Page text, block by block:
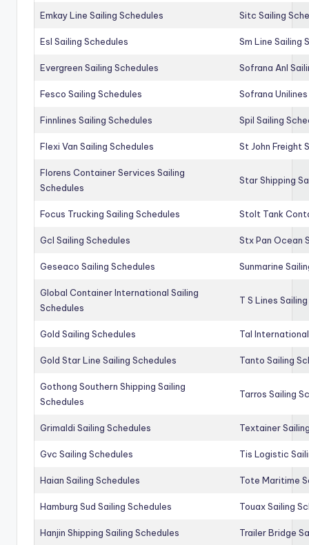
Emkay Line Sailing Schedules Sitc Sailing
Esl Sailing Schedules Sm Line Sailing
Evergreen Sailing Schedules Sofrana Anl
Fesco Sailing Schedules Sofrana
Finnlines Sailing Schedules Spil Sailing
Flexi Van Sailing Schedules St John Freight
Florens Container Services Sailing
Schedules
Star Shipping
Focus Trucking Sailing Schedules Stolt Tank
Gcl Sailing Schedules Stx Pan Ocean
Geseaco Sailing Schedules Sunmarine
Global Container International Sailing
Schedules
T S Lines
Gold Sailing Schedules Tal
Gold Star Line Sailing Schedules Tanto Sailing
Gothong Southern Shipping Sailing
Schedules
Tarros Sailing
Grimaldi Sailing Schedules Textainer
Gvc Sailing Schedules Tis Logistic
Haian Sailing Schedules Tote Maritime
Hamburg Sud Sailing Schedules Touax Sailing
Hanjin Shipping Sailing Schedules Trailer Bridge